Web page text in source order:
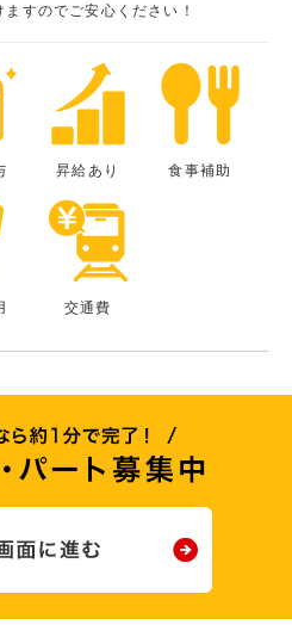
ますのでご安心ください！
昇給あり 食事補助
交通費